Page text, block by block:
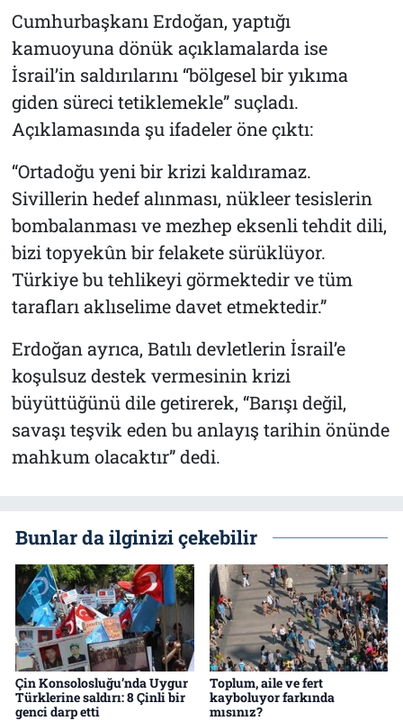
Cumhurbaşkanı Erdoğan, yaptığı
kamuoyuna dönük açıklamalarda ise
İsrail’in saldırılarını “bölgesel bir yıkıma
giden süreci tetiklemekle” suçladı.
Açıklamasında şu ifadeler öne çıktı:
“Ortadoğu yeni bir krizi kaldıramaz.
Sivillerin hedef alınması, nükleer tesislerin
bombalanması ve mezhep eksenli tehdit dili,
bizi topyekûn bir felakete sürüklüyor.
Türkiye bu tehlikeyi görmektedir ve tüm
tarafları aklıselime davet etmektedir.”
Erdoğan ayrıca, Batılı devletlerin İsrail’e
koşulsuz destek vermesinin krizi
büyüttüğünü dile getirerek, “Barışı değil,
savaşı teşvik eden bu anlayış tarihin önünde
mahkum olacaktır” dedi.
Bunlar da ilginizi çekebilir
Çin Konsolosluğu’nda Uygur
Türklerine saldırı: 8 Çinli bir
genci darp etti
Toplum, aile ve fert
kayboluyor farkında
mısınız?